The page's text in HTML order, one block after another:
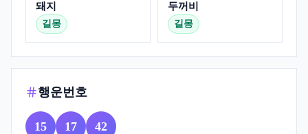
돼지
길몽
두꺼비
길몽
행운번호
15 17 42